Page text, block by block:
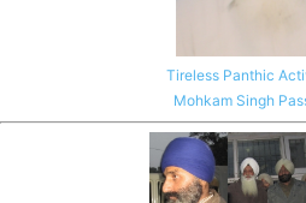
Tireless Panthic
Mohkam Singh